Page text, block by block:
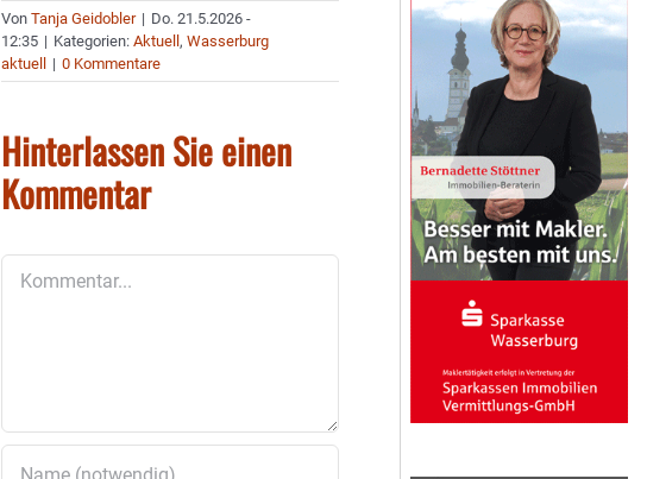
VonTanja Geidobler | Do. 21.5.2026 -
12:35 | Kategorien:Aktuell,Wasserburg
aktuell
| 0 Kommentare
Hinterlassen Sie einen
Kommentar